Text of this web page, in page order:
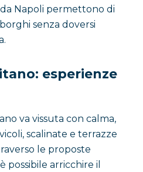
Napoli permettono di
senza doversi
esperienze
va vissuta con calma,
scalinate e terrazze
le proposte
possibile arricchire il